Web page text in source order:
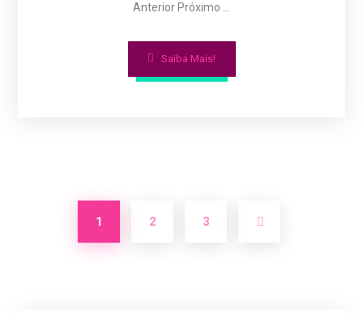
Anterior Próximo ...
Saiba Mais!
1 2 3